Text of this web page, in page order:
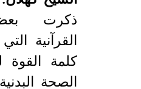
ذكرت
القرآنية
كلمة القوة
الصحة